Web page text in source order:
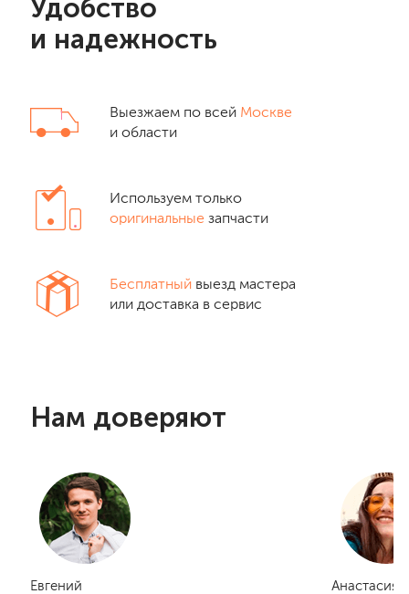
Удобство
и надежность
Выезжаем по всей Москве
и области
Используем только
оригинальные запчасти
Бесплатный выезд мастера
или доставка в сервис
Нам доверяют
Евгений
Анастасия